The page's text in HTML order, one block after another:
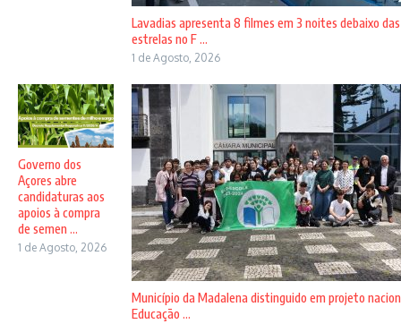
Lavadias apresenta 8 filmes em 3 noites debaixo das
estrelas no F ...
1 de Agosto, 2026
Governo dos
Açores abre
candidaturas aos
apoios à compra
de semen ...
1 de Agosto, 2026
Município da Madalena distinguido em projeto
Educação ...